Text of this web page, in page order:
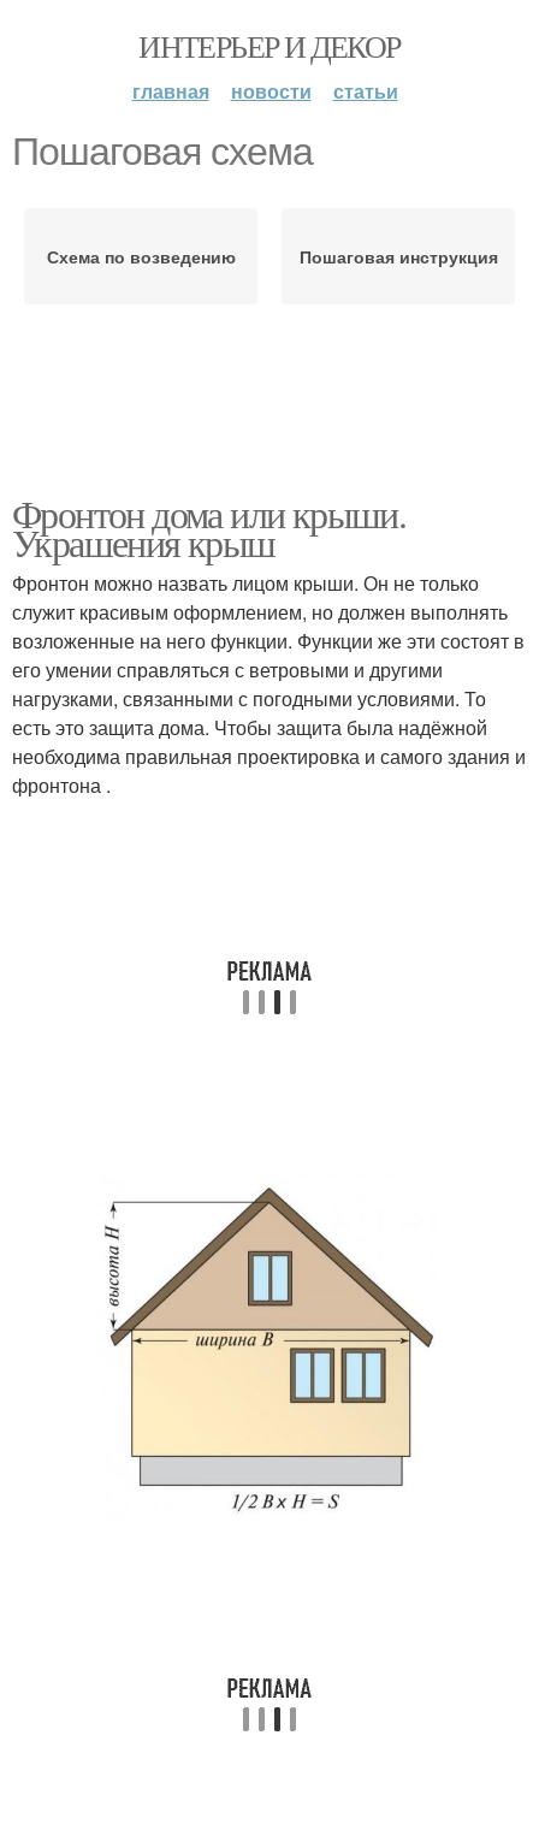
ИНТЕРЬЕР И ДЕКОР
главная новости статьи
Пошаговая схема
Схема по возведению Пошаговая инструкция
Фронтон дома или крыши.
Украшения крыш
Фронтон можно назвать лицом крыши. Он не только
служит красивым оформлением, но должен выполнять
возложенные на него функции. Функции же эти состоят в
его умении справляться с ветровыми и другими
нагрузками, связанными с погодными условиями. То
есть это защита дома. Чтобы защита была надёжной
необходима правильная проектировка и самого здания и
фронтона .